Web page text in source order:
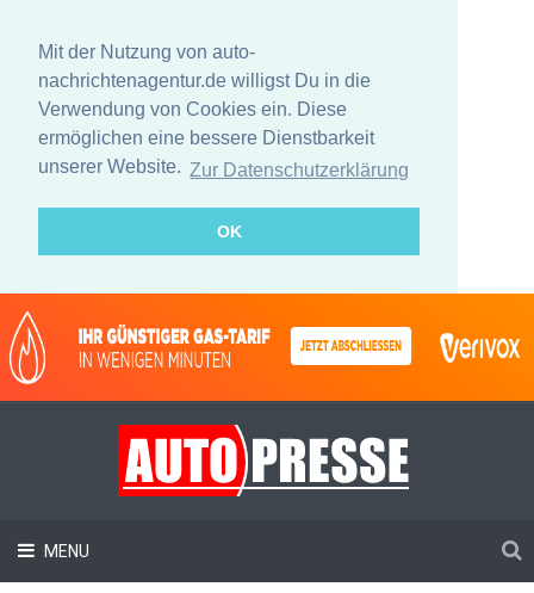
Mit der Nutzung von auto-
nachrichtenagentur.de willigst Du in die
Verwendung von Cookies ein. Diese
ermöglichen eine bessere Dienstbarkeit
unserer Website. Zur Datenschutzerklärung
OK
MENU